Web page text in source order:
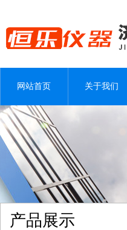
网站首页 关于我们
产品展示